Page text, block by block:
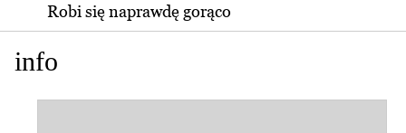
Robi się naprawdę gorąco
info